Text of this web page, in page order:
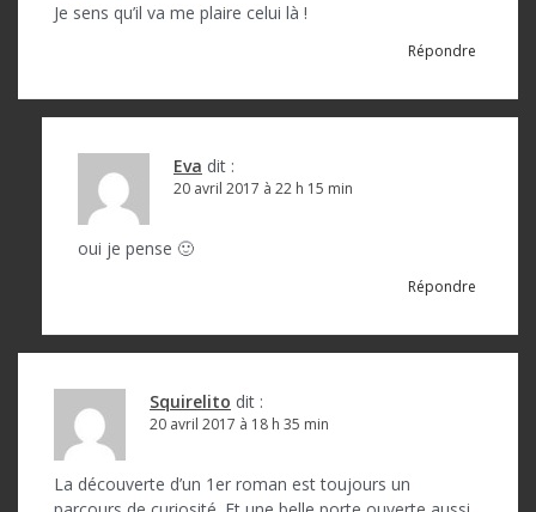
Je sens qu’il va me plaire celui là !
Répondre
Eva dit :
20 avril 2017 à 22 h 15 min
oui je pense 🙂
Répondre
Squirelito dit :
20 avril 2017 à 18 h 35 min
La découverte d’un 1er roman est toujours un